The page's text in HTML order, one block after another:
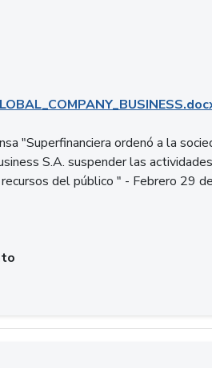
"Superfinanciera ordenó a la
S.A. suspender las
del público " - Febrero 29